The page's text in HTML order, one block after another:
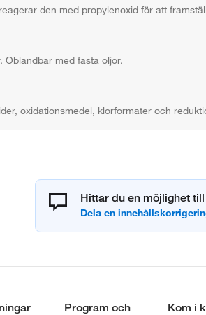
den med propylenoxid för att
med fasta oljor.
oxidationsmedel, klorformater och
Hittar du en möjlighet
Program och
Kom i